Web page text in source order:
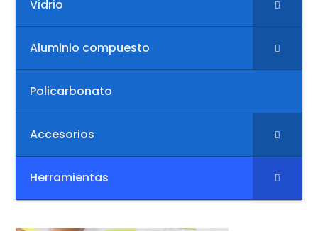
Vidrio
Aluminio compuesto
Policarbonato
Accesorios
Herramientas